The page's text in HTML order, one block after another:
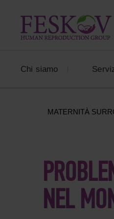
Chi siamo
MATERNITÀ
NEL